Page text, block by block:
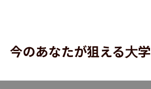
今のあなたが狙える大学